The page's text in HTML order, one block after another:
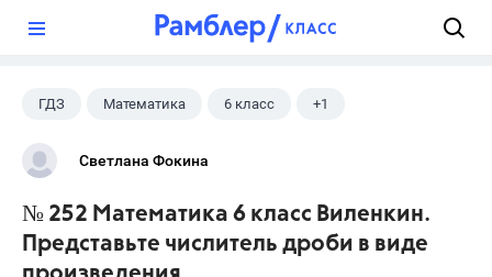
ГДЗ Математика 6 класс +1
Виленкин Н.Я.
Светлана Фокина
№ 252 Математика 6 класс Виленкин.
Представьте числитель дроби в виде